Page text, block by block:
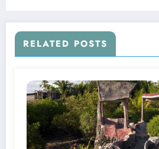
RELATED POSTS